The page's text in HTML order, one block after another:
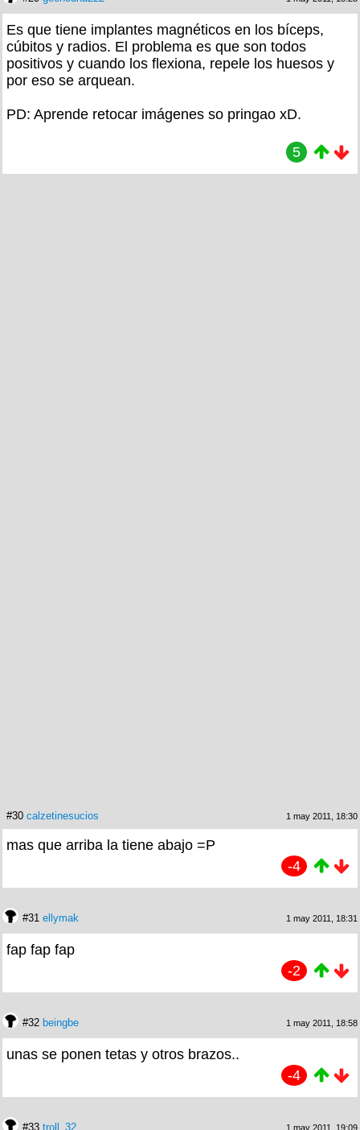
Es que tiene implantes magnéticos en los bíceps,
cúbitos y radios. El problema es que son todos
positivos y cuando los flexiona, repele los huesos y
por eso se arquean.
PD: Aprende retocar imágenes so pringao xD.
5
#30 calzetinesucios 1 may 2011, 18:30
mas que arriba la tiene abajo =P
-4
#31 ellymak 1 may 2011, 18:31
fap fap fap
-2
#32 beingbe 1 may 2011, 18:58
unas se ponen tetas y otros brazos..
-4
#33 troll_32 1 may 2011, 19:09